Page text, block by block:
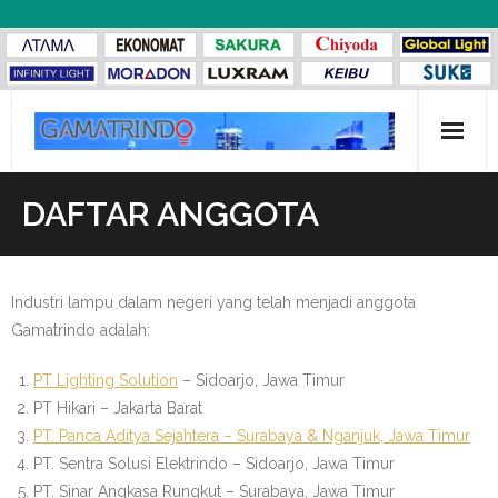
Skip
to
Tentang Kami
- Visi dan Misi
- Struktur Organisasi
DAFTAR ANGGOTA
Industri lampu dalam negeri yang telah menjadi anggota
Gamatrindo adalah:
PT Lighting Solution – Sidoarjo, Jawa Timur
PT Hikari – Jakarta Barat
PT. Panca Aditya Sejahtera – Surabaya & Nganjuk, Jawa Timur
PT. Sentra Solusi Elektrindo – Sidoarjo, Jawa Timur
PT. Sinar Angkasa Rungkut – Surabaya, Jawa Timur